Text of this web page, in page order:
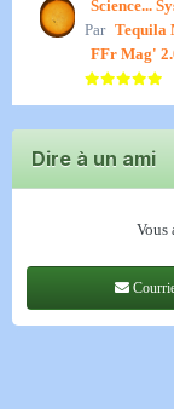
Science...
Par Tequila
FFr Mag'
Dire à un ami
Vous